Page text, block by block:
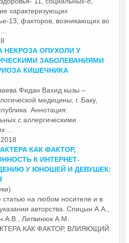
характеризующих
13, факторов, возникающих во
НЕКРОЗА ОПУХОЛИ У
ЗАБОЛЕВАНИЯМИ
КИШЕЧНИКА
Фидан Вахид кызы –
медицины, г. Баку,
Аннотация:
с аллергическими
...
КАК ФАКТОР,
К ИНТЕРНЕТ-
У ЮНОШЕЙ И ДЕВУШЕК:
статью на любом носителе и в
авторства. Спицын А.А.,
А.В., Литвинюк А.М.
КАК ФАКТОР, ВЛИЯЮЩИЙ